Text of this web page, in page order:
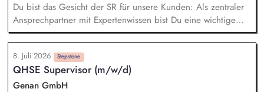
Du bist das Gesicht der SR für unsere Kunden: Als zentraler
Ansprechpartner mit Expertenwissen bist Du eine wichtige
Anlaufstelle für den S-ESG-Score und unsere etablierten
Risikoklassifizierungsverfahren. Du leistest wichtige
Übersetzungsarbeit: Durch die Erstellung von
praxistauglichen Schulungs- und Kommunikationsunterlagen
(Leitfäden, FAQ-Listen, Validierungskommunikationen etc.)
8. Juli 2026 Stepstone
QHSE Supervisor (m/w/d)
Genan GmbH